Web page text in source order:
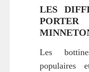
LES
Les
populaires